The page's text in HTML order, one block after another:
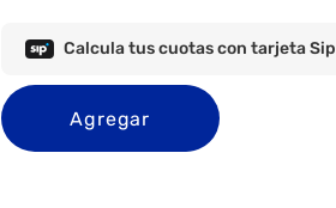
Calcula tus cuotas con tarjeta Sip
Agregar